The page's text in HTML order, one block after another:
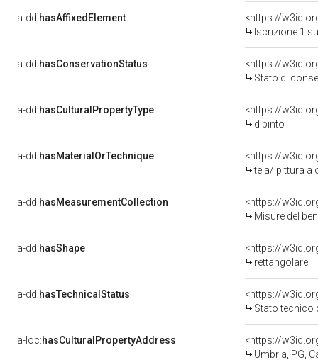
a-dd:hasAffixedElement
<https://
Iscrizione 1
a-dd:hasConservationStatus
<https://
Stato di
a-dd:hasCulturalPropertyType
<https://
dipinto
a-dd:hasMaterialOrTechnique
<https://
tela/ pittura a
a-dd:hasMeasurementCollection
<https://
Misure del
a-dd:hasShape
<https://
rettangolare
a-dd:hasTechnicalStatus
<https://
Stato tecnico
a-loc:hasCulturalPropertyAddress
<https://
Umbria, PG,